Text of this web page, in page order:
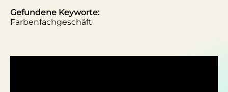
Gefundene Keyworte:
Farbenfachgeschäft